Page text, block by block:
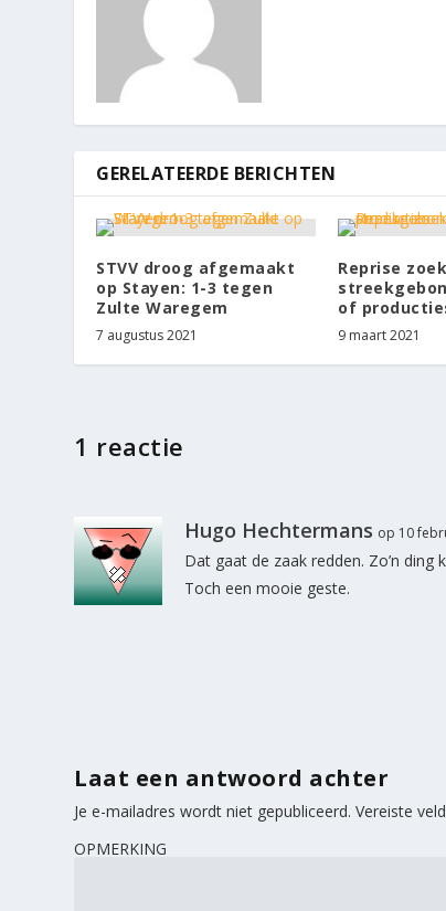
GERELATEERDE BERICHTEN
STVV droog afgemaakt
op Stayen: 1-3 tegen
Zulte Waregem
7 augustus 2021
Reprise
of
9 maart 2021
1 reactie
Hugo Hechtermans op 10
Dat gaat de zaak redden. Zo’n
Toch een mooie geste.
Laat een antwoord achter
Je e-mailadres wordt niet gepubliceerd. Vereiste
OPMERKING